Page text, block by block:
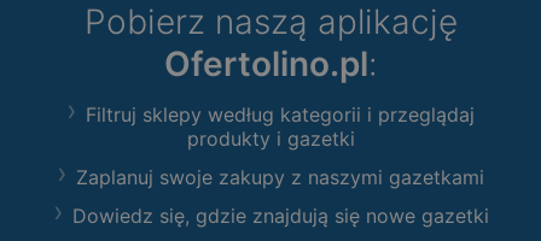
Pobierz naszą aplikację
Ofertolino.pl:
Filtruj sklepy według kategorii i przeglądaj
produkty i gazetki
Zaplanuj swoje zakupy z naszymi gazetkami
Dowiedz się, gdzie znajdują się nowe gazetki